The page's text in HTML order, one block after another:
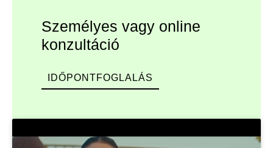
Személyes vagy online
konzultáció
IDŐPONTFOGLALÁS